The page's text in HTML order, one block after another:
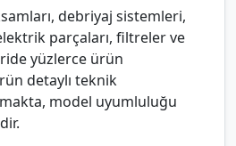
debriyaj sistemleri,
parçaları, filtreler ve
yüzlerce ürün
detaylı teknik
model uyumluluğu